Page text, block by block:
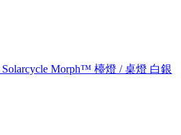
Solarcycle Morph™ 檯燈 / 桌燈 白銀